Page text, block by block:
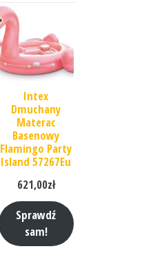
Intex
Dmuchany
Materac
Basenowy
Flamingo Party
Island 57267Eu
621,00zł
Sprawdź
sam!